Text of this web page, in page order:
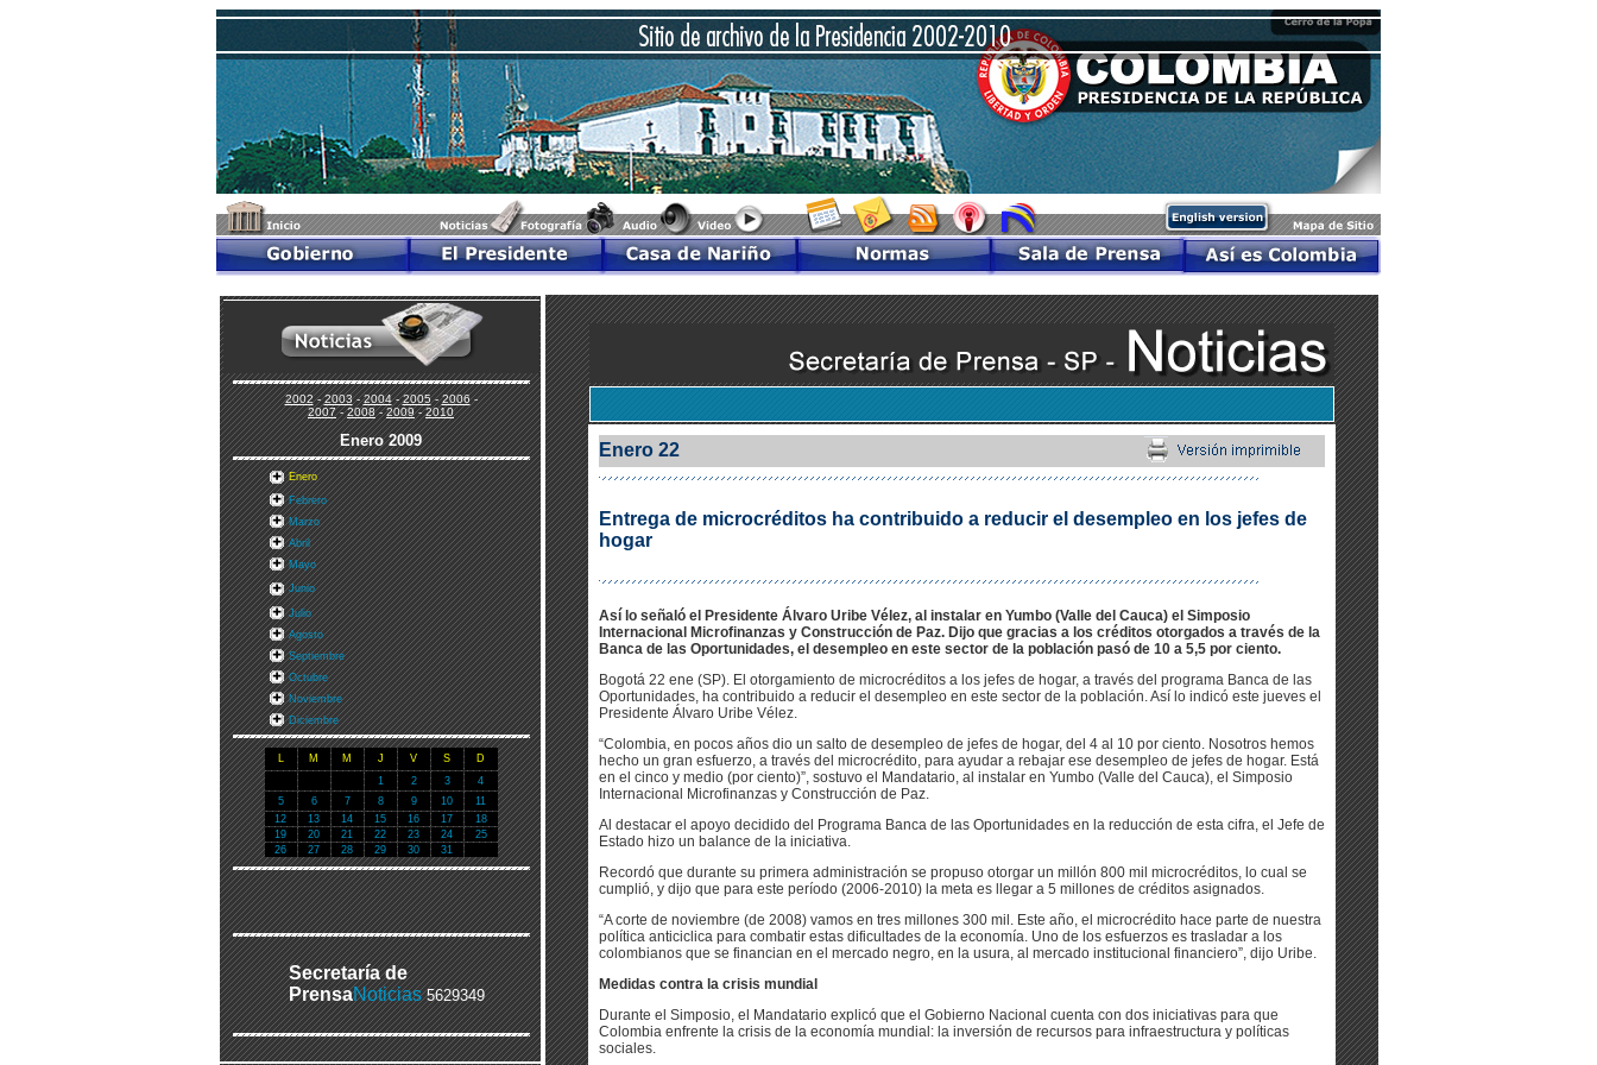
2002-2003-2004-2005-2006-
2007-2008-2009-2010
Enero2009
Enero
Febrero
Marzo
Abril
Mayo
Junio
Julio
Agosto
Septiembre
Octubre
Noviembre
Diciembre
L M M J V S
D
1
2 3
4
5
6 7 8 9 10
11
12
13 14 15 16 17
18
19
20 21 22 23 24
25
26
27 28 29 30 31
Secretaría de
PrensaNoticias 5629349
Enero 22
Entrega de microcréditos ha contribuido a reducir el desempleo en los jefes de
hogar
Así lo señaló el Presidente Álvaro Uribe Vélez, al instalar en Yumbo (Valle del Cauca) el Simposio
Internacional Microfinanzas y Construcción de Paz. Dijo que gracias a los créditos otorgados a través de la
Banca de las Oportunidades, el desempleo en este sector de la población pasó de 10 a 5,5 por ciento.
Bogotá 22 ene (SP). El otorgamiento de microcréditos a los jefes de hogar, a través del programa Banca de las
Oportunidades, ha contribuido a reducir el desempleo en este sector de la población. Así lo indicó este jueves el
Presidente Álvaro Uribe Vélez.
“Colombia, en pocos años dio un salto de desempleo de jefes de hogar, del 4 al 10 por ciento. Nosotros hemos
hecho un gran esfuerzo, a través del microcrédito, para ayudar a rebajar ese desempleo de jefes de hogar. Está
en el cinco y medio (por ciento)”, sostuvo el Mandatario, al instalar en Yumbo (Valle del Cauca), el Simposio
Internacional Microfinanzas y Construcción de Paz.
Al destacar el apoyo decidido del Programa Banca de las Oportunidades en la reducción de esta cifra, el Jefe de
Estado hizo un balance de la iniciativa.
Recordó que durante su primera administración se propuso otorgar un millón 800 mil microcréditos, lo cual se
cumplió, y dijo que para este período (2006-2010) la meta es llegar a 5 millones de créditos asignados.
“A corte de noviembre (de 2008) vamos en tres millones 300 mil. Este año, el microcrédito hace parte de nuestra
política anticiclica para combatir estas dificultades de la economía. Uno de los esfuerzos es trasladar a los
colombianos que se financian en el mercado negro, en la usura, al mercado institucional financiero”, dijo Uribe.
Medidas contra la crisis mundial
Durante el Simposio, el Mandatario explicó que el Gobierno Nacional cuenta con dos iniciativas para que
Colombia enfrente la crisis de la economía mundial: la inversión de recursos para infraestructura y políticas
sociales.